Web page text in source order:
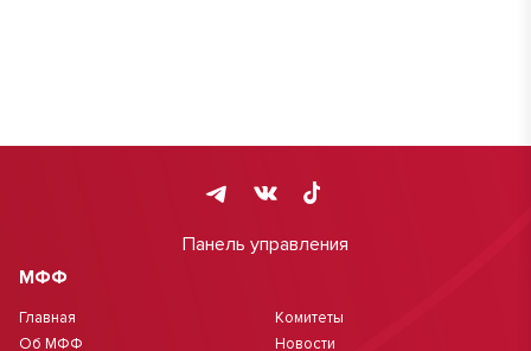
Панель управления
МФФ
Главная
Об МФФ
Комитеты
Новости